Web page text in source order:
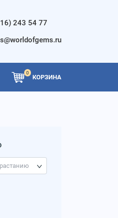
243 54 77
0
КОРЗИНА